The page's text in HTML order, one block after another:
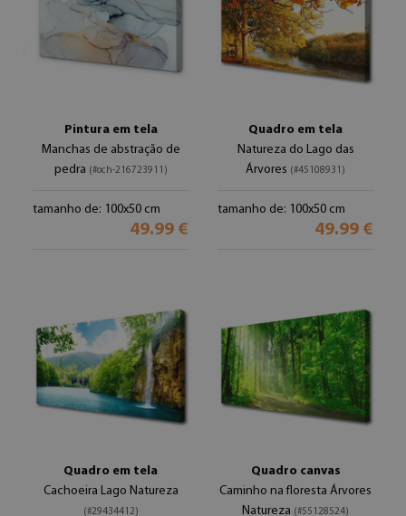
Pintura em tela
Manchas de abstração de
pedra (#och-216723911)
tamanho de: 100x50 cm
49.99 €
Quadro em tela
Natureza do Lago das
Árvores (#45108931)
tamanho de: 100x50 cm
49.99 €
Quadro em tela
Cachoeira Lago Natureza
(#29434412)
Quadro canvas
Caminho na floresta Árvores
Natureza (#55128524)